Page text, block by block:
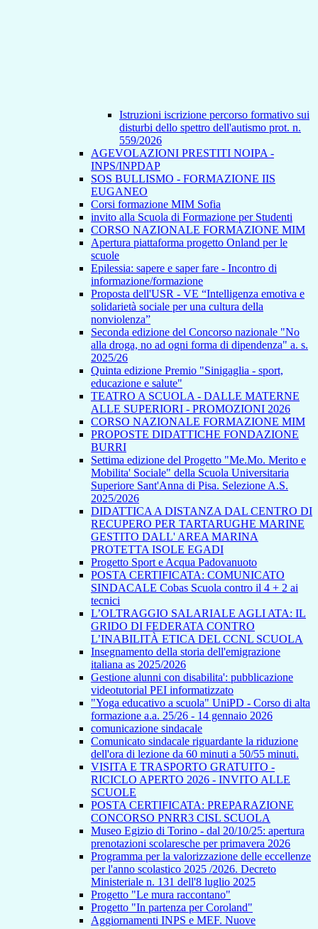
Istruzioni iscrizione percorso formativo sui
disturbi dello spettro dell'autismo prot. n.
559/2026
AGEVOLAZIONI PRESTITI NOIPA -
INPS/INPDAP
SOS BULLISMO - FORMAZIONE IIS
EUGANEO
Corsi formazione MIM Sofia
invito alla Scuola di Formazione per Studenti
CORSO NAZIONALE FORMAZIONE MIM
Apertura piattaforma progetto Onland per le
scuole
Epilessia: sapere e saper fare - Incontro di
informazione/formazione
Proposta dell'USR - VE “Intelligenza emotiva e
solidarietà sociale per una cultura della
nonviolenza”
Seconda edizione del Concorso nazionale "No
alla droga, no ad ogni forma di dipendenza" a. s.
2025/26
Quinta edizione Premio "Sinigaglia - sport,
educazione e salute"
TEATRO A SCUOLA - DALLE MATERNE
ALLE SUPERIORI - PROMOZIONI 2026
CORSO NAZIONALE FORMAZIONE MIM
PROPOSTE DIDATTICHE FONDAZIONE
BURRI
Settima edizione del Progetto "Me.Mo. Merito e
Mobilita' Sociale" della Scuola Universitaria
Superiore Sant'Anna di Pisa. Selezione A.S.
2025/2026
DIDATTICA A DISTANZA DAL CENTRO DI
RECUPERO PER TARTARUGHE MARINE
GESTITO DALL' AREA MARINA
PROTETTA ISOLE EGADI
Progetto Sport e Acqua Padovanuoto
POSTA CERTIFICATA: COMUNICATO
SINDACALE Cobas Scuola contro il 4 + 2 ai
tecnici
L’OLTRAGGIO SALARIALE AGLI ATA: IL
GRIDO DI FEDERATA CONTRO
L’INABILITÀ ETICA DEL CCNL SCUOLA
Insegnamento della storia dell'emigrazione
italiana as 2025/2026
Gestione alunni con disabilita': pubblicazione
videotutorial PEI informatizzato
"Yoga educativo a scuola" UniPD - Corso di alta
formazione a.a. 25/26 - 14 gennaio 2026
comunicazione sindacale
Comunicato sindacale riguardante la riduzione
dell'ora di lezione da 60 minuti a 50/55 minuti.
VISITA E TRASPORTO GRATUITO -
RICICLO APERTO 2026 - INVITO ALLE
SCUOLE
POSTA CERTIFICATA: PREPARAZIONE
CONCORSO PNRR3 CISL SCUOLA
Museo Egizio di Torino - dal 20/10/25: apertura
prenotazioni scolaresche per primavera 2026
Programma per la valorizzazione delle eccellenze
per l'anno scolastico 2025 /2026. Decreto
Ministeriale n. 131 dell'8 luglio 2025
Progetto "Le mura raccontano"
Progetto "In partenza per Coroland"
Aggiornamenti INPS e MEF. Nuove